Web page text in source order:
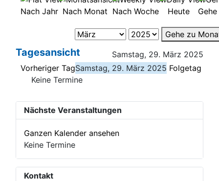
Nach Jahr Nach Monat Nach Woche Heute
Gehe zu
Tagesansicht
Samstag, 29. März 2025
Vorheriger TagSamstag, 29. März 2025 Folgetag
Keine Termine
Nächste Veranstaltungen
Ganzen Kalender ansehen
Keine Termine
Kontakt